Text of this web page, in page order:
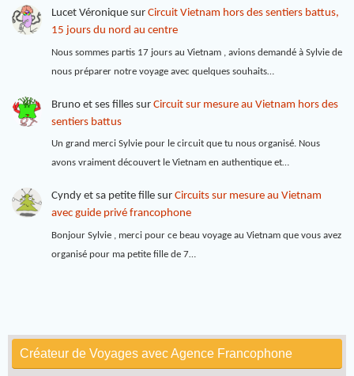
Lucet Véroniquesur Circuit Vietnam hors des sentiers battus,
15 jours du nord au centre
Nous sommes partis 17 jours au Vietnam , avions demandé à Sylvie de
nous préparer notre voyage avec quelques souhaits…
Bruno et ses fillessur Circuit sur mesure au Vietnam hors des
sentiers battus
Un grand merci Sylvie pour le circuit que tu nous organisé. Nous
avons vraiment découvert le Vietnam en authentique et…
Cyndy et sa petite fillesur Circuits sur mesure au Vietnam
avec guide privé francophone
Bonjour Sylvie , merci pour ce beau voyage au Vietnam que vous avez
organisé pour ma petite fille de 7…
Créateur de Voyages avec Agence Francophone